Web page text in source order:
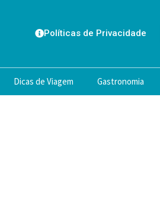
Políticas de Privacidade
Dicas de Viagem Gastronomia